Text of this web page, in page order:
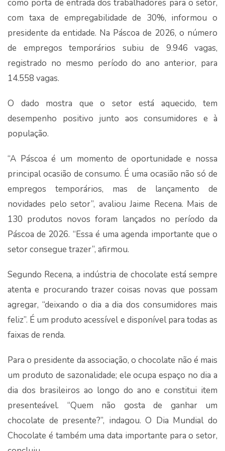
como porta de entrada dos trabalhadores para o setor,
com taxa de empregabilidade de 30%, informou o
presidente da entidade. Na Páscoa de 2026, o número
de empregos temporários subiu de 9.946 vagas,
registrado no mesmo período do ano anterior, para
14.558 vagas.
O dado mostra que o setor está aquecido, tem
desempenho positivo junto aos consumidores e à
população.
“A Páscoa é um momento de oportunidade e nossa
principal ocasião de consumo. É uma ocasião não só de
empregos temporários, mas de lançamento de
novidades pelo setor”, avaliou Jaime Recena. Mais de
130 produtos novos foram lançados no período da
Páscoa de 2026. “Essa é uma agenda importante que o
setor consegue trazer”, afirmou.
Segundo Recena, a indústria de chocolate está sempre
atenta e procurando trazer coisas novas que possam
agregar, “deixando o dia a dia dos consumidores mais
feliz”. É um produto acessível e disponível para todas as
faixas de renda.
Para o presidente da associação, o chocolate não é mais
um produto de sazonalidade; ele ocupa espaço no dia a
dia dos brasileiros ao longo do ano e constitui item
presenteável. “Quem não gosta de ganhar um
chocolate de presente?”, indagou. O Dia Mundial do
Chocolate é também uma data importante para o setor,